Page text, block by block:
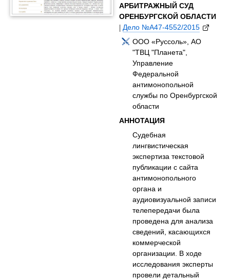
АРБИТРАЖНЫЙ СУД
ОРЕНБУРГСКОЙ ОБЛАСТИ
|Дело №А47-4552/2015
ООО «Руссоль», АО
"ТВЦ "Планета",
Управление
Федеральной
антимонопольной
службы по Оренбургской
области
АННОТАЦИЯ
Судебная
лингвистическая
экспертиза текстовой
публикации с сайта
антимонопольного
органа и
аудиовизуальной записи
телепередачи была
проведена для анализа
сведений, касающихся
коммерческой
организации. В ходе
исследования эксперты
провели детальный